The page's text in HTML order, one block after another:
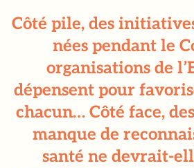
Côté pile, des
nées pendant le
organisations de
dépensent pour
chacun… Côté face,
manque de
santé ne devrait-